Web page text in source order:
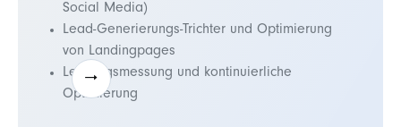
Social Media)
Lead-Generierungs-Trichter und Optimierung
von Landingpages
Leistungsmessung und kontinuierliche
Optimierung